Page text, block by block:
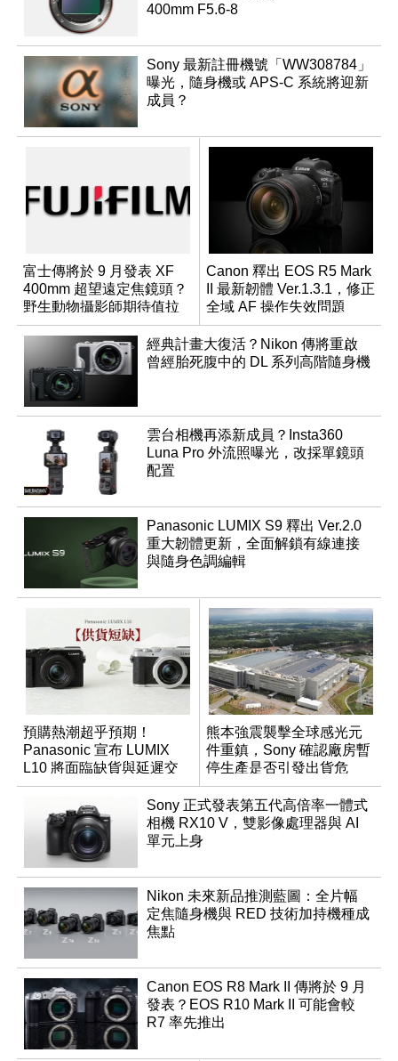
400mm F5.6-8
Sony 最新註冊機號「WW308784」
曝光，隨身機或 APS-C 系統將迎新
成員？
富士傳將於 9 月發表 XF
400mm 超望遠定焦鏡頭？
野生動物攝影師期待值拉
滿
Canon 釋出 EOS R5 Mark
II 最新韌體 Ver.1.3.1，修正
全域 AF 操作失效問題
經典計畫大復活？Nikon 傳將重啟
曾經胎死腹中的 DL 系列高階隨身機
雲台相機再添新成員？Insta360
Luna Pro 外流照曝光，改採單鏡頭
配置
Panasonic LUMIX S9 釋出 Ver.2.0
重大韌體更新，全面解鎖有線連接
與隨身色調編輯
預購熱潮超乎預期！
Panasonic 宣布 LUMIX
L10 將面臨缺貨與延遲交
貨時間
熊本強震襲擊全球感光元
件重鎮，Sony 確認廠房暫
停生產是否引發出貨危
機？
Sony 正式發表第五代高倍率一體式
相機 RX10 V，雙影像處理器與 AI
單元上身
Nikon 未來新品推測藍圖：全片幅
定焦隨身機與 RED 技術加持機種成
焦點
Canon EOS R8 Mark II 傳將於 9 月
發表？EOS R10 Mark II 可能會較
R7 率先推出